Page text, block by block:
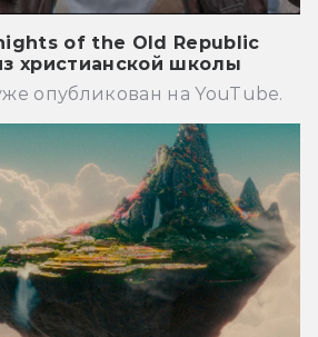
of the Old Republic
христианской школы
опубликован на YouTube.